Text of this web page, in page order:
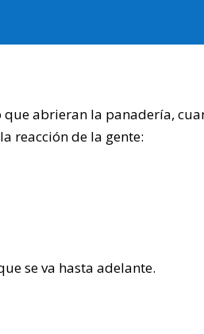
abrieran la panadería,
reacción de la gente:
se va hasta adelante.